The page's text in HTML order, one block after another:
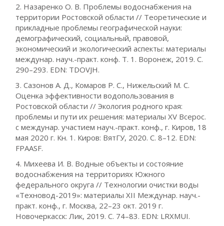
2. Назаренко О. В. Проблемы водоснабжения на
территории Ростовской области // Теоретические и
прикладные проблемы географической науки:
демографический, социальный, правовой,
экономический и экологический аспекты: материалы
междунар. науч.-практ. конф. Т. 1. Воронеж, 2019. С.
290–293. EDN: TDOVJH.
3. Сазонов А. Д., Комаров Р. С., Нижельский М. С.
Оценка эффективности водопользования в
Ростовской области // Экология родного края:
проблемы и пути их решения: материалы XV Всерос.
с междунар. участием науч.-практ. конф., г. Киров, 18
мая 2020 г. Кн. 1. Киров: ВятГУ, 2020. С. 8–12. EDN:
FPAASF.
4. Михеева И. В. Водные объекты и состояние
водоснабжения на территориях Южного
федерального округа // Технологии очистки воды
«Техновод-2019»: материалы XII Междунар. науч.-
практ. конф., г. Москва, 22–23 окт. 2019 г.
Новочеркасск: Лик, 2019. С. 74–83. EDN: LRXMUI.